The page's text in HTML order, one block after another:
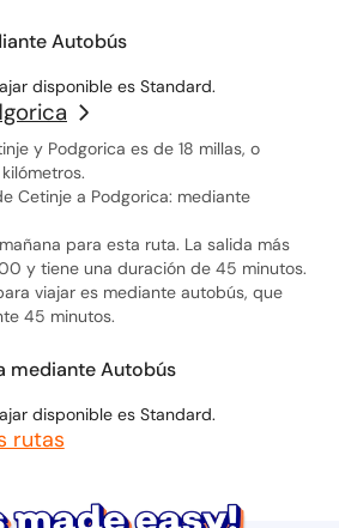
Autobús
disponible es Standard.
y Podgorica es de 18 millas, o
Cetinje a Podgorica: mediante
para esta ruta. La salida más
y tiene una duración de 45 minutos.
viajar es mediante autobús, que
45 minutos.
mediante Autobús
disponible es Standard.
rutas